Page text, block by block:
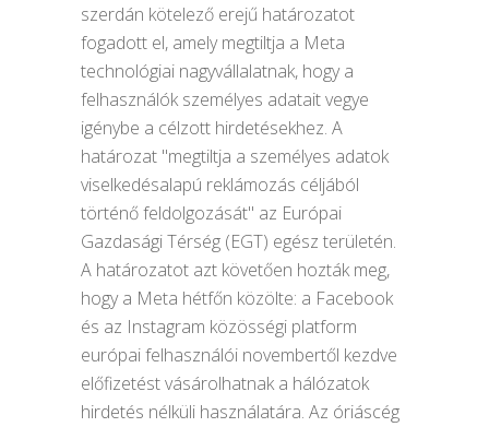
szerdán kötelező erejű határozatot
fogadott el, amely megtiltja a Meta
technológiai nagyvállalatnak, hogy a
felhasználók személyes adatait vegye
igénybe a célzott hirdetésekhez. A
határozat "megtiltja a személyes adatok
viselkedésalapú reklámozás céljából
történő feldolgozását" az Európai
Gazdasági Térség (EGT) egész területén.
A határozatot azt követően hozták meg,
hogy a Meta hétfőn közölte: a Facebook
és az Instagram közösségi platform
európai felhasználói novembertől kezdve
előfizetést vásárolhatnak a hálózatok
hirdetés nélküli használatára. Az óriáscég